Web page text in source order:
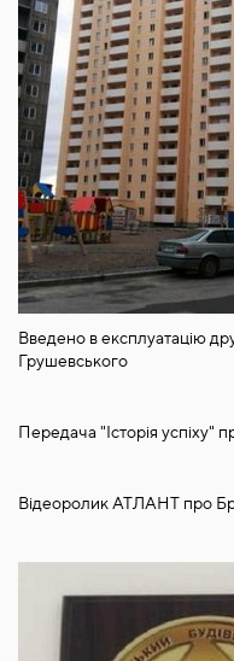
Введено в експлуатацію
Грушевського
Передача "Історія успіху"
Відеоролик АТЛАНТ про